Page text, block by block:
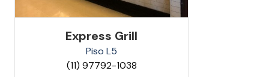
Express Grill
Piso L5
(11) 97792-1038